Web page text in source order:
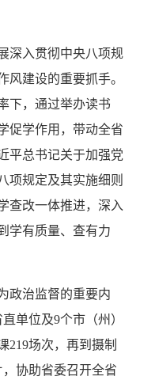
入贯彻中央八项规
风建设的重要抓手。
下，通过举办读书
促学作用，带动全省
平总书记关于加强党
项规定及其实施细则
查改一体推进，深入
学有质量、查有力
治监督的重要内
单位及9个市（州）
219场次，再到摄制
协助省委召开全省